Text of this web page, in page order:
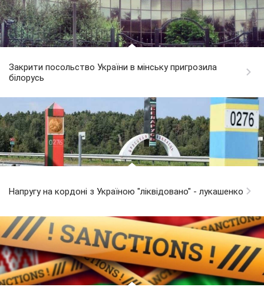
Закрити посольство України в мінську пригрозила
білорусь
Напругу на кордоні з Україною "ліквідовано" - лукашенко